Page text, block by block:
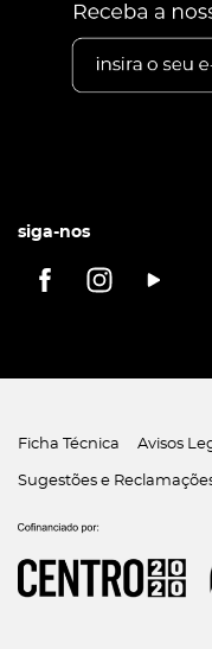
siga-nos
Ficha Técnica Avisos
Sugestões e